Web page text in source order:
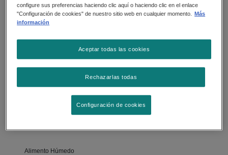
Alimento Húmedo
configure sus preferencias haciendo clic aquí o haciendo clic en el enlace
"Configuración de cookies" de nuestro sitio web en cualquier momento.
Más
información
Rechazarlas todas
Aceptar todas las cookies
Configuración de cookies